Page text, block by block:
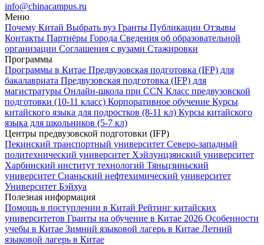
info@chinacampus.ru
Меню
Почему Китай Выбрать вуз Гранты Публикации Отзывы
Контакты Партнёры Города Сведения об образовательной
организации Соглашения с вузами Стажировки
Программы
Программы в Китае Предвузовская подготовка (IFP) для
бакалавриата Предвузовская подготовка (IFP) для
магистратуры Онлайн-школа при CCN Класс предвузовской
подготовки (10-11 класс) Корпоративное обучение Курсы
китайского языка для подростков (8-11 кл) Курсы китайского
языка для школьников (5-7 кл)
Центры предвузовской подготовки (IFP)
Пекинский транспортный университет Северо-западный
политехнический университет Хэйлунцзянский университет
Харбинский институт технологий Тяньцзиньский
университет Сианьский нефтехимический университет
Университет Бэйхуа
Полезная информация
Помощь в поступлении в Китай Рейтинг китайских
университетов Гранты на обучение в Китае 2026 Особенности
учебы в Китае Зимний языковой лагерь в Китае Летний
языковой лагерь в Китае